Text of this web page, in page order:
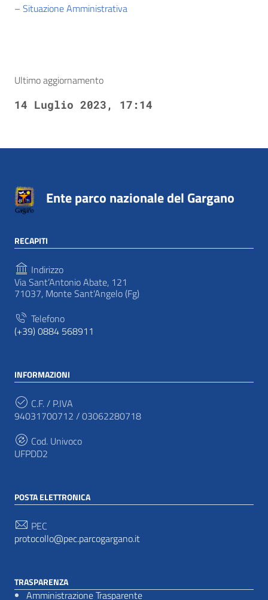
– Situazione Amministrativa
Ultimo aggiornamento
14 Luglio 2023, 17:14
Ente parco nazionale del Gargano
RECAPITI
Indirizzo
Via Sant’Antonio Abate, 121
71037, Monte Sant'Angelo (Fg)
Telefono
(+39) 0884 568911
INFORMAZIONI
C.F. / P.IVA
94031700712 / 03062280718
Cod. Univoco
UFPDD2
POSTA ELETTRONICA
PEC
protocollo@pec.parcogargano.it
TRASPARENZA
Amministrazione Trasparente